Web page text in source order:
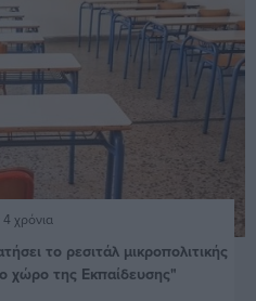
4 χρόνια
το ρεσιτάλ μικροπολιτικής
χώρο της Εκπαίδευσης"